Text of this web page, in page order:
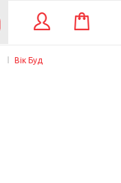
КОРЗИНА
Вік Буд